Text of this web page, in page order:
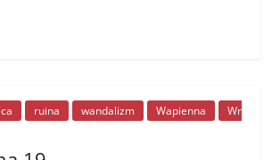
Li
n
ruina wandalizm Wapienna
Wr